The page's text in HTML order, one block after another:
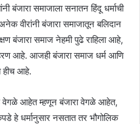
बंजारा समाजाला सनातन हिंदू धर्माची
वीरांनी बंजारा समाजातून बलिदान
बंजारा समाज नेहमी पुढे राहिला आहे,
आहे. आजही बंजारा समाज धर्म आणि
हीच आहे.
वेगळे आहेत म्हणून बंजारा वेगळे आहेत,
हे धर्मानुसार नसतात तर भौगोलिक